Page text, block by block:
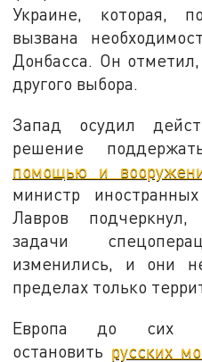
Украине, которая,
вызвана
Донбасса. Он
другого выбора.
Запад осудил
решение
помощью и
министр
Лавров подчеркнул,
задачи
изменились, и они
пределах только
Европа до сих
остановить русских